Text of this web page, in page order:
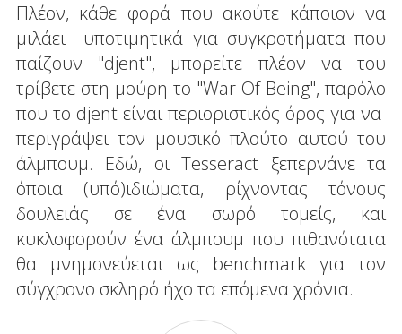
Πλέον, κάθε φορά που ακούτε κάποιον να
μιλάει υποτιμητικά για συγκροτήματα που
παίζουν "djent", μπορείτε πλέον να του
τρίβετε στη μούρη το "War Of Being", παρόλο
που το djent είναι περιοριστικός όρος για να
περιγράψει τον μουσικό πλούτο αυτού του
άλμπουμ. Εδώ, οι Tesseract ξεπερνάνε τα
όποια (υπό)ιδιώματα, ρίχνοντας τόνους
δουλειάς σε ένα σωρό τομείς, και
κυκλoφορούν ένα άλμπουμ που πιθανότατα
θα μνημονεύεται ως benchmark για τον
σύγχρονο σκληρό ήχο τα επόμενα χρόνια.